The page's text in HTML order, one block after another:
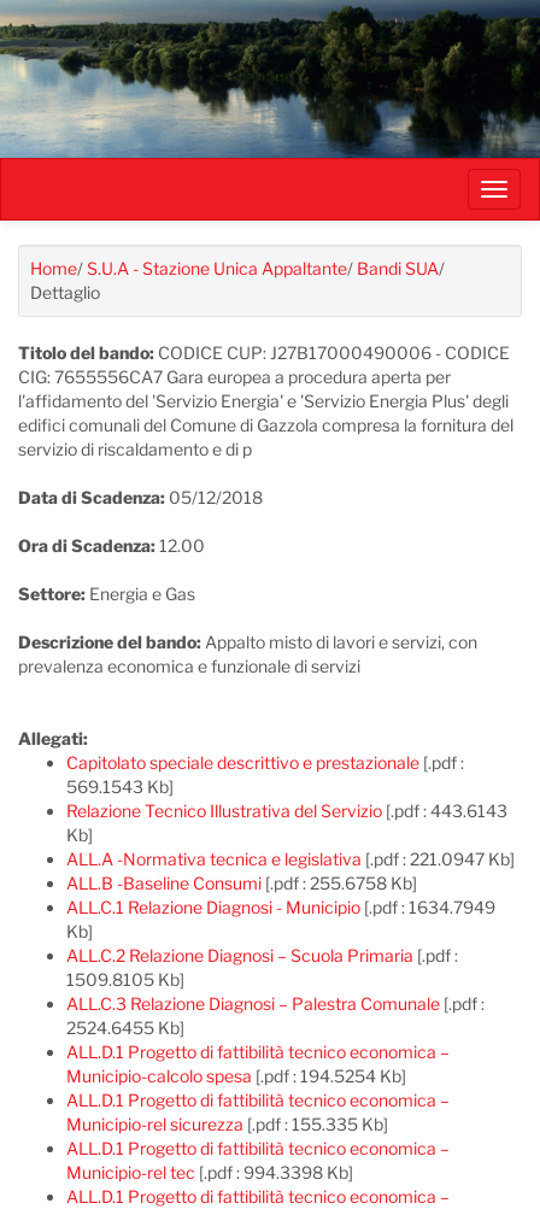
Salta
al
contenuto
principale
Home/S.U.A - Stazione Unica Appaltante/ Bandi SUA/
Dettaglio
Titolo del bando: CODICE CUP: J27B17000490006 - CODICE
CIG: 7655556CA7 Gara europea a procedura aperta per
l'affidamento del 'Servizio Energia' e 'Servizio Energia Plus' degli
edifici comunali del Comune di Gazzola compresa la fornitura del
servizio di riscaldamento e di p
Data di Scadenza: 05/12/2018
Ora di Scadenza:12.00
Settore: Energia e Gas
Descrizione del bando: Appalto misto di lavori e servizi, con
prevalenza economica e funzionale di servizi
Allegati:
Capitolato speciale descrittivo e prestazionale [.pdf :
569.1543 Kb]
Relazione Tecnico Illustrativa del Servizio [.pdf : 443.6143
Kb]
ALL.A -Normativa tecnica e legislativa [.pdf : 221.0947 Kb]
ALL.B -Baseline Consumi [.pdf : 255.6758 Kb]
ALL.C.1 Relazione Diagnosi - Municipio [.pdf : 1634.7949
Kb]
ALL.C.2 Relazione Diagnosi – Scuola Primaria [.pdf :
1509.8105 Kb]
ALL.C.3 Relazione Diagnosi – Palestra Comunale [.pdf :
2524.6455 Kb]
ALL.D.1 Progetto di fattibilità tecnico economica –
Municipio-calcolo spesa [.pdf : 194.5254 Kb]
ALL.D.1 Progetto di fattibilità tecnico economica –
Municipio-rel sicurezza [.pdf : 155.335 Kb]
ALL.D.1 Progetto di fattibilità tecnico economica –
Municipio-rel tec [.pdf : 994.3398 Kb]
ALL.D.1 Progetto di fattibilità tecnico economica –